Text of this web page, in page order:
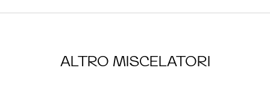
ALTRO MISCELATORI